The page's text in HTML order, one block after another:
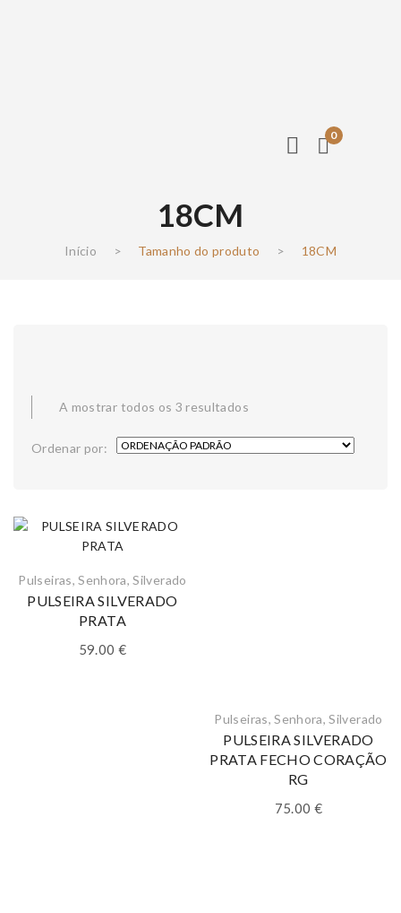
0
18CM
Início > Tamanho do produto > 18CM
A mostrar todos os 3 resultados
Ordenar por:
Pulseiras,Senhora,Silverado
PULSEIRA SILVERADO
PRATA
59.00 €
Pulseiras,Senhora,Silverado
PULSEIRA SILVERADO
PRATA FECHO CORAÇÃO
RG
75.00 €